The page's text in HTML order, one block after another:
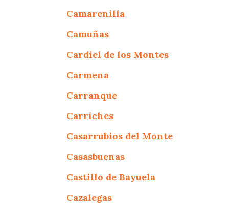
Camarenilla
Camuñas
Cardiel de los Montes
Carmena
Carranque
Carriches
Casarrubios del Monte
Casasbuenas
Castillo de Bayuela
Cazalegas